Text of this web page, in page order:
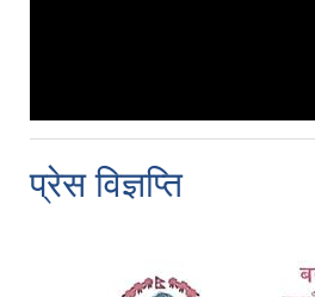
प्रेस विज्ञप्ति